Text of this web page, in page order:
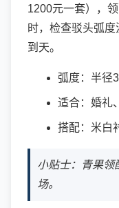
1200元一套），
时，检查驳头弧
到天。
弧度：半径
适合：婚礼
搭配：米白
小贴士：青果领
场。